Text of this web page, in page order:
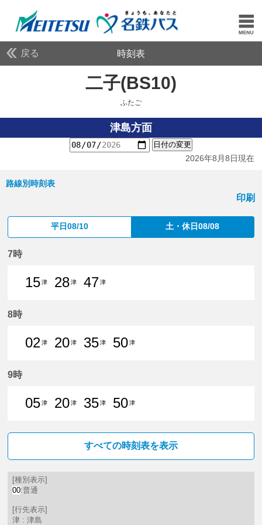
戻る 時刻表
二子(BS10)
ふたご
津島方面
日付の変更
2026年8月8日現在
路線別時刻表
印刷
平日08/10 土・休日08/08
7時
15津
28津
47津
8時
02津
20津
35津
50津
9時
05津
20津
35津
50津
すべての時刻表を表示
[種別表示]
00:普通
[行先表示]
津 : 津島